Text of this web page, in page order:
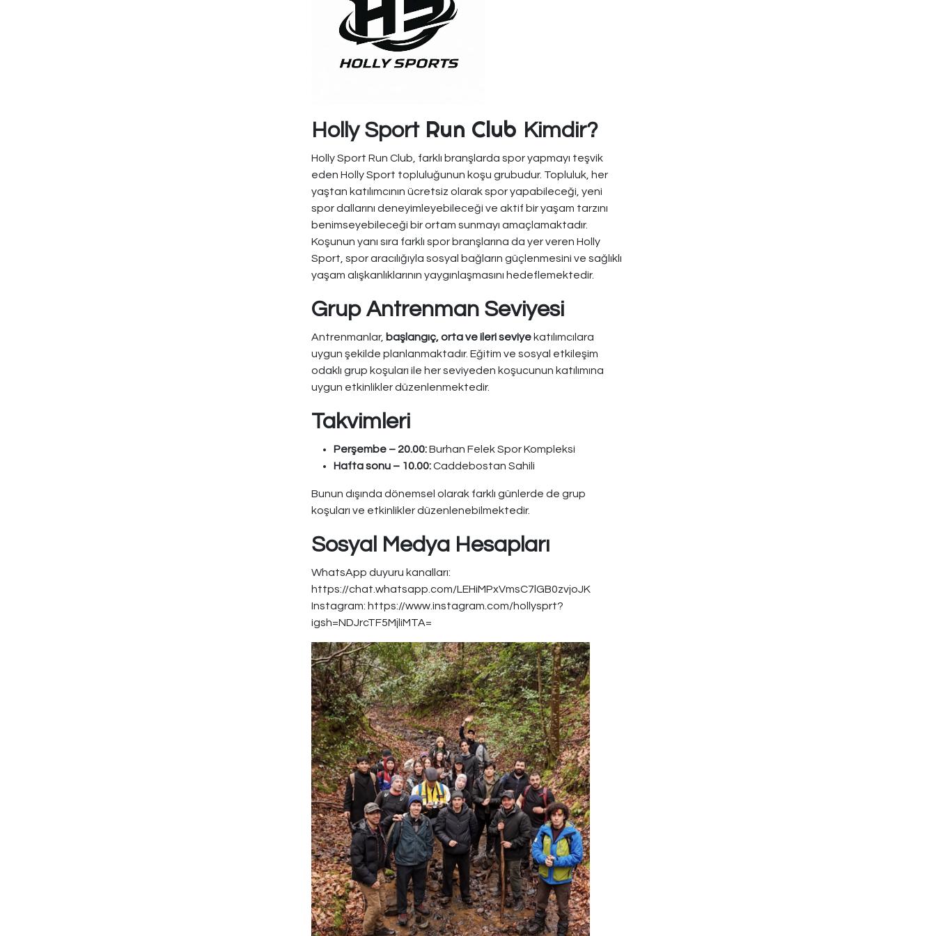
Holly SportRun Club Kimdir?
Holly Sport Run Club, farklı branşlarda spor yapmayı teşvik
eden Holly Sport topluluğunun koşu grubudur. Topluluk, her
yaştan katılımcının ücretsiz olarak spor yapabileceği, yeni
spor dallarını deneyimleyebileceği ve aktif bir yaşam tarzını
benimseyebileceği bir ortam sunmayı amaçlamaktadır.
Koşunun yanı sıra farklı spor branşlarına da yer veren Holly
Sport, spor aracılığıyla sosyal bağların güçlenmesini ve sağlıklı
yaşam alışkanlıklarının yaygınlaşmasını hedeflemektedir.
Grup Antrenman Seviyesi
Antrenmanlar, başlangıç, orta ve ileri seviyekatılımcılara
uygun şekilde planlanmaktadır. Eğitim ve sosyal etkileşim
odaklı grup koşuları ile her seviyeden koşucunun katılımına
uygun etkinlikler düzenlenmektedir.
Takvimleri
Perşembe – 20.00:Burhan Felek Spor Kompleksi
Hafta sonu – 10.00:Caddebostan Sahili
Bunun dışında dönemsel olarak farklı günlerde de grup
koşuları ve etkinlikler düzenlenebilmektedir.
Sosyal Medya Hesapları
WhatsApp duyuru kanalları:
https://chat.whatsapp.com/LEHiMPxVmsC7lGB0zvjoJK
Instagram: https://www.instagram.com/hollysprt?
igsh=NDJrcTF5MjliMTA=